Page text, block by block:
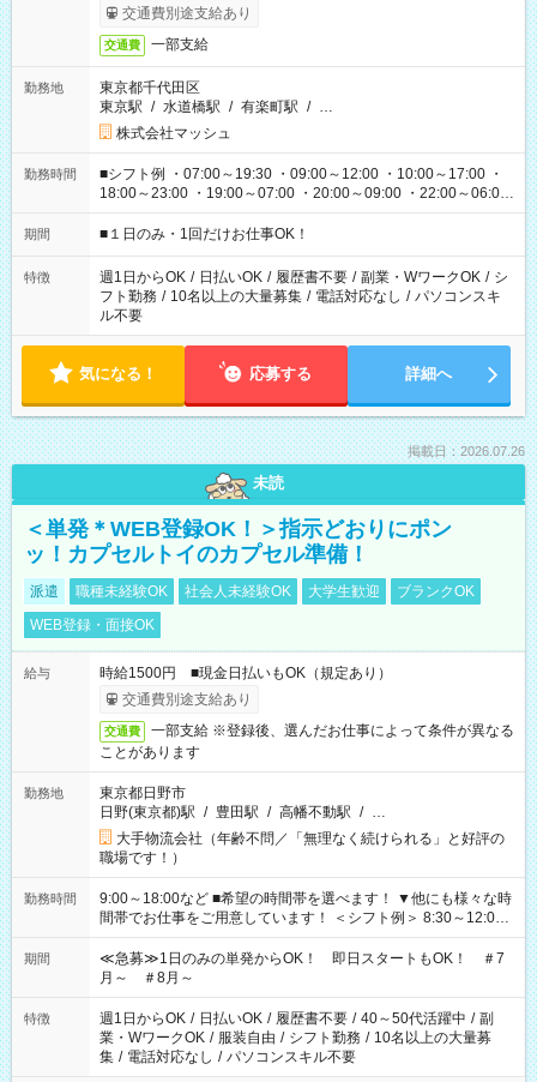
交通費別途支給あり
交通費 一部支給
勤務地
東京都千代田区
東京駅 / 水道橋駅 / 有楽町駅 / …
株式会社マッシュ
勤務時間
■シフト例 ・07:00～19:30 ・09:00～12:00 ・10:00～17:00 ・
18:00～23:00 ・19:00～07:00 ・20:00～09:00 ・22:00～06:00
etc ★最短で3時間で5,120円のお仕事から 15時間で2万円近く稼
げるお仕事も！ ご希望のお時間に合わせてご紹介！ ※シフトは
ください！
期間 ■１日のみ・1回だけお仕事OK！
特徴 週1日からOK / 日払いOK / 履歴書不要 / 副業・WワークOK / シ
フト勤務 / 10名以上の大量募集 / 電話対応なし / パソコンスキ
ル不要
気になる！ 応募する 詳細へ
掲載日：2026.07.26
未読
＜単発＊WEB登録OK！＞指示どおりにポン
ッ！カプセルトイのカプセル準備！
派遣 職種未経験OK 社会人未経験OK 大学生歓迎
ブランクOK
WEB登録・面接OK
給与
時給1500円 ■現金日払いもOK（規定あり）
交通費別途支給あり
交通費
一部支給 ※登録後、選んだお仕事によって条件が異なる
ことがあります
勤務地
東京都日野市
日野(東京都)駅 / 豊田駅 / 高幡不動駅 / …
大手物流会社（年齢不問／「無理なく続けられる」と好評の
職場です！）
勤務時間
9:00～18:00など ■希望の時間帯を選べます！ ▼他にも様々な時
間帯でお仕事をご用意しています！ ＜シフト例＞ 8:30～12:00
17:00～22:00 13:00～22:00 22:00～翌6:00 など
期間
≪急募≫1日のみの単発からOK！ 即日スタートもOK！ ＃7
月～ ＃8月～
特徴 週1日からOK / 日払いOK / 履歴書不要 / 40～50代活躍中 / 副
業・WワークOK / 服装自由 / シフト勤務 / 10名以上の大量募
集 / 電話対応なし / パソコンスキル不要